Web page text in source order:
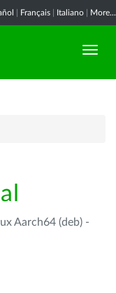
Français Italiano More...
Aarch64 (deb) -